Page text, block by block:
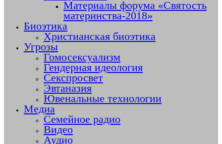
Материалы форума «Святость
материнства-2018»
Биоэтика
Христианская биоэтика
Угрозы
Гомосексуализм
Гендерная идеология
Секспросвет
Эвтаназия
Ювенальные технологии
Медиа
Семейное радио
Видео
Аудио